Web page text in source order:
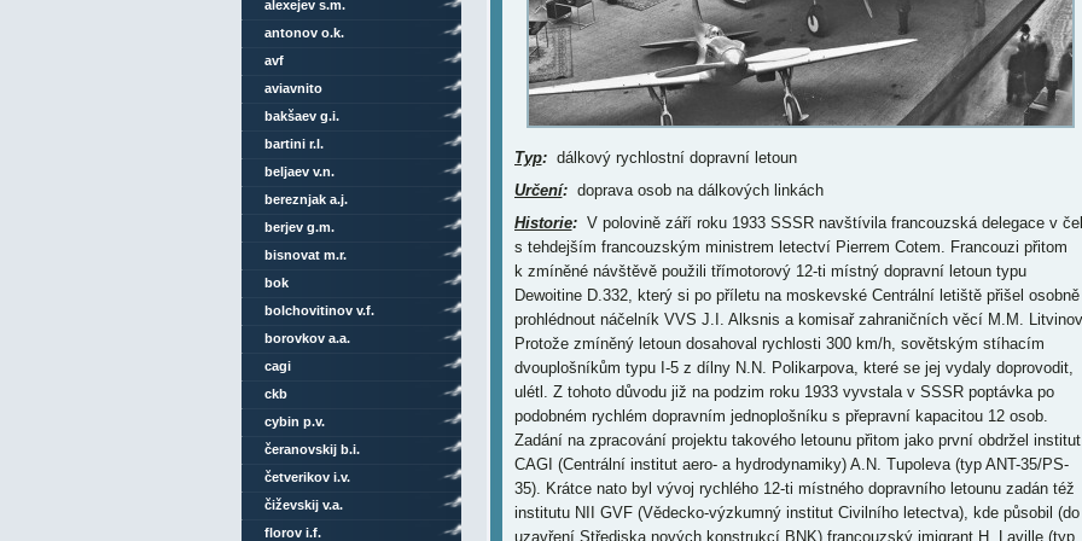
Typ:dálkový rychlostní dopravní letoun
Určení:doprava osob na dálkových linkách
Historie:V polovině září roku 1933 SSSR navštívila francouzská delegace v
s tehdejším francouzským ministrem letectví Pierrem Cotem. Francouzi přitom
k zmíněné návštěvě použili třímotorový 12-ti místný dopravní letoun typu
Dewoitine D.332, který si po příletu na moskevské Centrální letiště přišel osobně
prohlédnout náčelník VVS J.I. Alksnis a komisař zahraničních věcí M.M.
Protože zmíněný letoun dosahoval rychlosti 300 km/h, sovětským stíhacím
dvouplošníkům typu I-5 z dílny N.N. Polikarpova, které se jej vydaly doprovodit,
ulétl. Z tohoto důvodu již na podzim roku 1933 vyvstala v SSSR poptávka po
podobném rychlém dopravním jednoplošníku s přepravní kapacitou 12 osob.
Zadání na zpracování projektu takového letounu přitom jako první obdržel institut
CAGI (Centrální institut aero- a hydrodynamiky) A.N. Tupoleva (typ ANT-35/PS-
35). Krátce nato byl vývoj rychlého 12-ti místného dopravního letounu zadán též
institutu NII GVF (Vědecko-výzkumný institut Civilního letectva), kde působil (do
uzavření Střediska nových konstrukcí BNK) francouzský imigrant H. Laville (typ
alexejev s.m.
antonov o.k.
avf
aviavnito
bakšaev g.i.
bartini r.l.
beljaev v.n.
bereznjak a.j.
berjev g.m.
bisnovat m.r.
bok
bolchovitinov v.f.
borovkov a.a.
cagi
ckb
cybin p.v.
čeranovskij b.i.
četverikov i.v.
čiževskij v.a.
florov i.f.